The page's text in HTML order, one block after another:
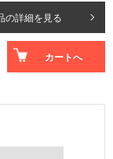
の詳細を見る
カートへ